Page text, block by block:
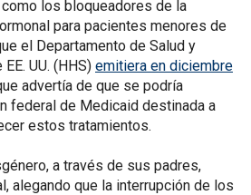
los bloqueadores de la
para pacientes menores de
el Departamento de Salud y
UU. (HHS) emitiera en diciembre
advertía de que se podría
federal de Medicaid destinada a
estos tratamientos.
a través de sus padres,
alegando que la interrupción de los